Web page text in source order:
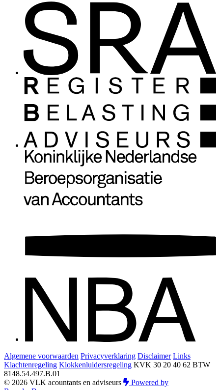
Algemene voorwaarden Privacyverklaring Disclaimer Links
Klachtenregeling Klokkenluidersregeling KVK 30 20 40 62 BTW
8148.54.497.B.01
© 2026 VLK acountants en adviseurs
Powered by